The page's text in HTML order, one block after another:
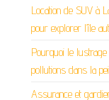
Location de SUV à
pour explorer l’île
Pourquoi le
pollutions dans la
Assurance et